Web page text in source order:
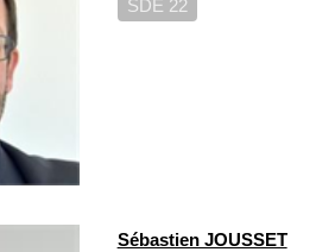
SDE 22
Sébastien JOUSSET